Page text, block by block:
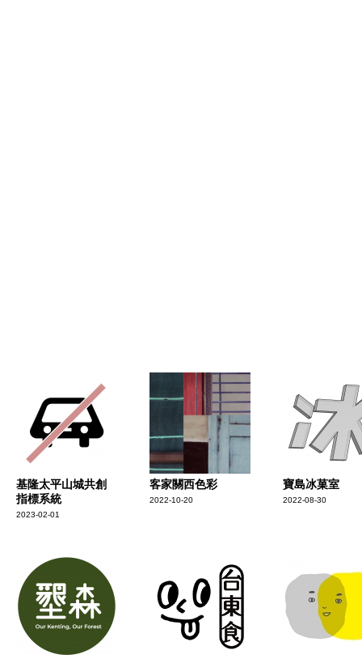
基隆太平山城共創
指標系統
2023-02-01
客家關西色彩
2022-10-20
寶島冰菓室
2022-08-30